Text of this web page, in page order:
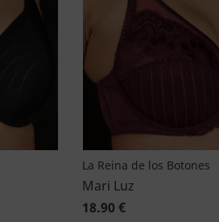
La Reina de los Botones
Mari Luz
18.90 €